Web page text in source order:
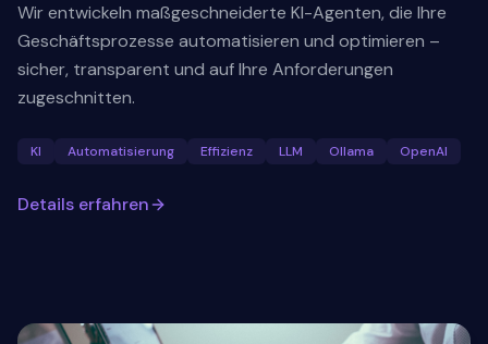
Wir entwickeln maßgeschneiderte KI-Agenten, die Ihre
Geschäftsprozesse automatisieren und optimieren –
sicher, transparent und auf Ihre Anforderungen
zugeschnitten.
KI Automatisierung Effizienz LLM Ollama OpenAI
Details erfahren